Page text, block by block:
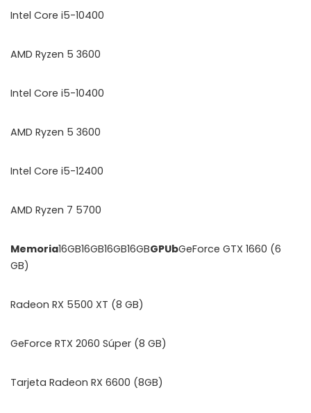
Intel Core i5-10400
AMD Ryzen 5 3600
Intel Core i5-10400
AMD Ryzen 5 3600
Intel Core i5-12400
AMD Ryzen 7 5700
Memoria16GB16GB16GB16GBGPUbGeForce GTX 1660 (6
GB)
Radeon RX 5500 XT (8 GB)
GeForce RTX 2060 Súper (8 GB)
Tarjeta Radeon RX 6600 (8GB)